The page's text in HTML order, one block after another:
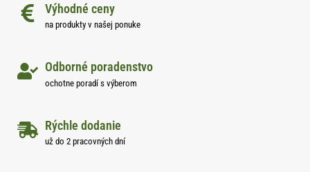
Výhodné ceny
na produkty v našej ponuke
Odborné poradenstvo
ochotne poradí s výberom
Rýchle dodanie
už do 2 pracovných dní